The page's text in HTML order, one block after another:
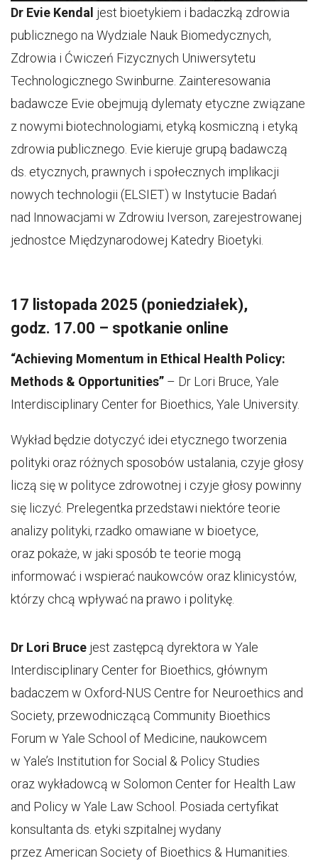
Dr Evie Kendal jest bioetykiem i badaczką zdrowia
publicznego na Wydziale Nauk Biomedycznych,
Zdrowia i Ćwiczeń Fizycznych Uniwersytetu
Technologicznego Swinburne. Zainteresowania
badawcze Evie obejmują dylematy etyczne związane
z nowymi biotechnologiami, etyką kosmiczną i etyką
zdrowia publicznego. Evie kieruje grupą badawczą
ds. etycznych, prawnych i społecznych implikacji
nowych technologii (ELSIET) w Instytucie Badań
nad Innowacjami w Zdrowiu Iverson, zarejestrowanej
jednostce Międzynarodowej Katedry Bioetyki.
17 listopada 2025 (poniedziałek),
godz. 17.00 – spotkanie online
“Achieving Momentum in Ethical Health Policy:
Methods & Opportunities” – Dr Lori Bruce, Yale
Interdisciplinary Center for Bioethics, Yale University.
Wykład będzie dotyczyć idei etycznego tworzenia
polityki oraz różnych sposobów ustalania, czyje głosy
liczą się w polityce zdrowotnej i czyje głosy powinny
się liczyć. Prelegentka przedstawi niektóre teorie
analizy polityki, rzadko omawiane w bioetyce,
oraz pokaże, w jaki sposób te teorie mogą
informować i wspierać naukowców oraz klinicystów,
którzy chcą wpływać na prawo i politykę.
Dr Lori Bruce jest zastępcą dyrektora w Yale
Interdisciplinary Center for Bioethics, głównym
badaczem w Oxford-NUS Centre for Neuroethics and
Society, przewodniczącą Community Bioethics
Forum w Yale School of Medicine, naukowcem
w Yale’s Institution for Social & Policy Studies
oraz wykładowcą w Solomon Center for Health Law
and Policy w Yale Law School. Posiada certyfikat
konsultanta ds. etyki szpitalnej wydany
przez American Society of Bioethics & Humanities.